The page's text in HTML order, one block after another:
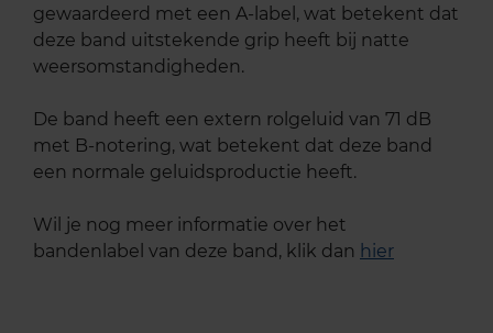
gewaardeerd met een A-label, wat betekent dat
deze band uitstekende grip heeft bij natte
weersomstandigheden.
De band heeft een extern rolgeluid van 71 dB
met B-notering, wat betekent dat deze band
een normale geluidsproductie heeft.
Wil je nog meer informatie over het
bandenlabel van deze band, klik dan hier